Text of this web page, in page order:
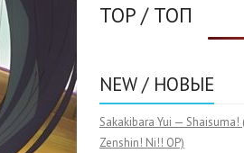
TOP / ТОП
NEW / НОВЫЕ
Sakakibara Yui — Shaisuma!
Zenshin! Ni!! OP)